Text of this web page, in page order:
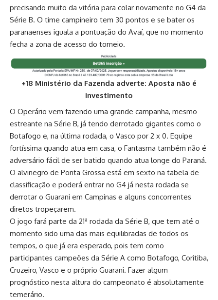
precisando muito da vitória para colar novamente no G4 da
Série B. O time campineiro tem 30 pontos e se bater os
paranaenses iguala a pontuação do Avaí, que no momento
fecha a zona de acesso do torneio.
+18 Ministério da Fazenda adverte: Aposta não é
investimento
O Operário vem fazendo uma grande campanha, mesmo
estreante na Série B, já tendo derrotado gigantes como o
Botafogo e, na última rodada, o Vasco por 2 x 0. Equipe
fortíssima quando atua em casa, o Fantasma também não é
adversário fácil de ser batido quando atua longe do Paraná.
O alvinegro de Ponta Grossa está em sexto na tabela de
classificação e poderá entrar no G4 já nesta rodada se
derrotar o Guarani em Campinas e alguns concorrentes
diretos tropeçarem.
O jogo fará parte da 21ª rodada da Série B, que tem até o
momento sido uma das mais equilibradas de todos os
tempos, o que já era esperado, pois tem como
participantes campeões da Série A como Botafogo, Coritiba,
Cruzeiro, Vasco e o próprio Guarani. Fazer algum
prognóstico nesta altura do campeonato é absolutamente
temerário.